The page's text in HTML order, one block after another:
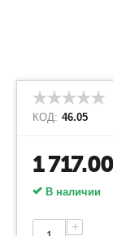
КОД: 46.05
1 717.00
В наличии
+